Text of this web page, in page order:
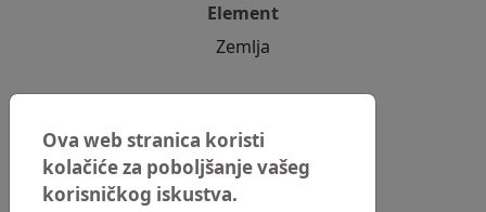
Element
Zemlja
Sretni dani
Ova web stranica koristi
kolačiće za poboljšanje vašeg
korisničkog iskustva.